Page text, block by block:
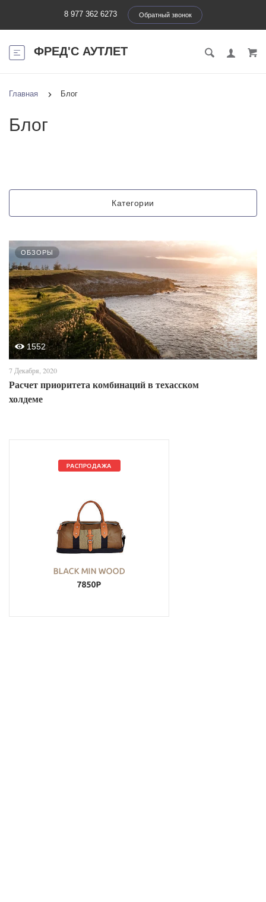
8 977 362 6273 Обратный звонок
ФРЕД'С АУТЛЕТ
Главная Блог
Блог
Категории
ОБЗОРЫ
1552
7 Декабря, 2020
Расчет приоритета комбинаций в техасском
холдеме